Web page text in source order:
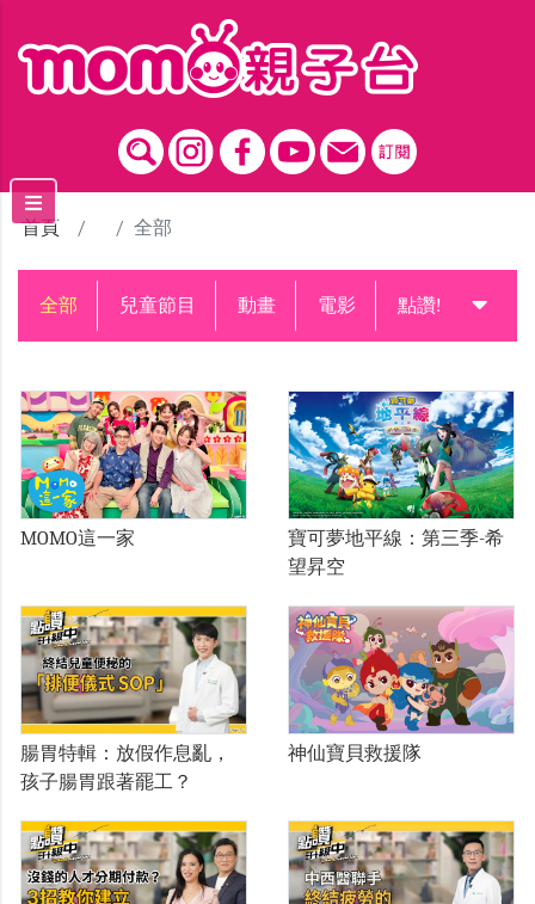
首頁 全部
全部 兒童節目 動畫 電影 點讚!升級中
MOMO這一家
寶可夢地平線：第三季-希
望昇空
腸胃特輯：放假作息亂，
孩子腸胃跟著罷工？
神仙寶貝救援隊